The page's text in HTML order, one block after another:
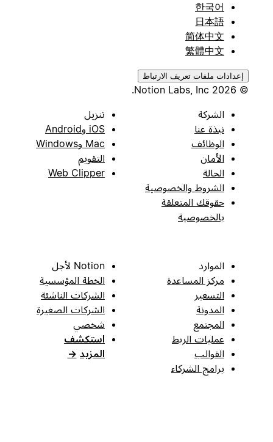
한국어
日本語
简体中文
繁體中文
إعدادات ملفات تعريف الارتباط
الشركة
نبذة عنا
الوظائف
الأمان
الحالة
الشروط والخصوصية
حقوقك المتعلقة
بالخصوصية
تنزيل
iOS وAndroid
Mac وWindows
التقويم
Web Clipper
الموارد
مركز المساعدة
التسعير
المدونة
المجتمع
عمليات الربط
القوالب
برامج الشركاء
Notion لأجل
الخطة المؤسسية
الشركات الناشئة
الشركات الصغيرة
شخصي
استكشف
المزيد →